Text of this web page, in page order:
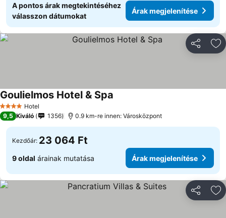
A pontos árak megtekintéséhez
válasszon dátumokat
Árak megjelenítése
4 KategóriaHotel
Goulielmos Hotel & Spa
9,5 Kiváló 1356 0.9 km-re innen: Városközpont
Kezdőár: 23 064 Ft
9 oldal árainak mutatása Árak megjelenítése